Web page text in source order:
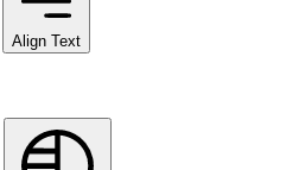
Align Text